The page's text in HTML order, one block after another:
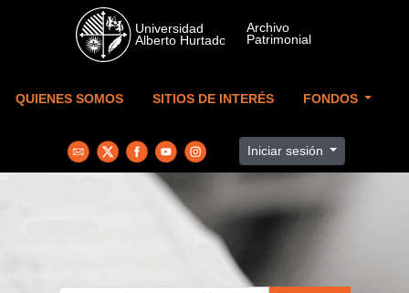
Skip to main content
QUIENES SOMOS SITIOS DE INTERÉS FONDOS
Iniciar sesión